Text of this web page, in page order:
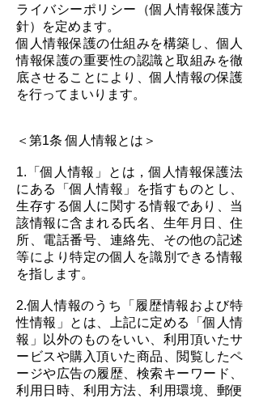
ライバシーポリシー（個人情報保護方
針）を定めます。
個人情報保護の仕組みを構築し、個人
情報保護の重要性の認識と取組みを徹
底させることにより、個人情報の保護
を行ってまいります。
＜第1条 個人情報とは＞
1.「個人情報」とは，個人情報保護法
にある「個人情報」を指すものとし、
生存する個人に関する情報であり、当
該情報に含まれる氏名、生年月日、住
所、電話番号、連絡先、その他の記述
等により特定の個人を識別できる情報
を指します。
2.個人情報のうち「履歴情報および特
性情報」とは、上記に定める「個人情
報」以外のものをいい、利用頂いたサ
ービスや購入頂いた商品、閲覧したペ
ージや広告の履歴、検索キーワード、
利用日時、利用方法、利用環境、郵便